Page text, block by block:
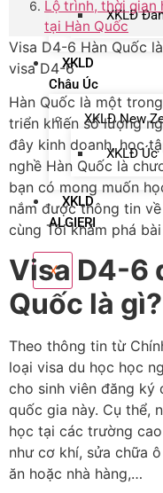
XKLĐ
XKLD
Châu Úc
XKLĐ New
XKLĐ Úc
XKLD
ALGIERI
X
Lộ trình, thời gian
tại Hàn Quốc
Visa D4-6 Hàn Quốc
visa D4-6
Hàn Quốc là một
triển khiến số lượng
đây kinh doanh, học
nghề Hàn Quốc là
bạn có mong muốn
nắm được thông tin
cùng Tôi khám phá
Visa D4-6
Quốc là gì?
Theo thông tin từ
loại visa du học học
cho sinh viên đăng ký
quốc gia này. Cụ thể,
học tại các trường
như cơ khí, sửa chữa
ăn hoặc nhà hàng,…